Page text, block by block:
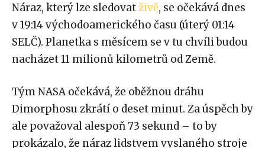
Náraz, který lze sledovatživě, se očekává dnes
v 19:14 východoamerického času (úterý 01:14
SELČ). Planetka s měsícem se v tu chvíli budou
nacházet 11 milionů kilometrů od Země.
Tým NASA očekává, že oběžnou dráhu
Dimorphosu zkrátí o deset minut. Za úspěch by
ale považoval alespoň 73 sekund – to by
prokázalo, že náraz lidstvem vyslaného stroje